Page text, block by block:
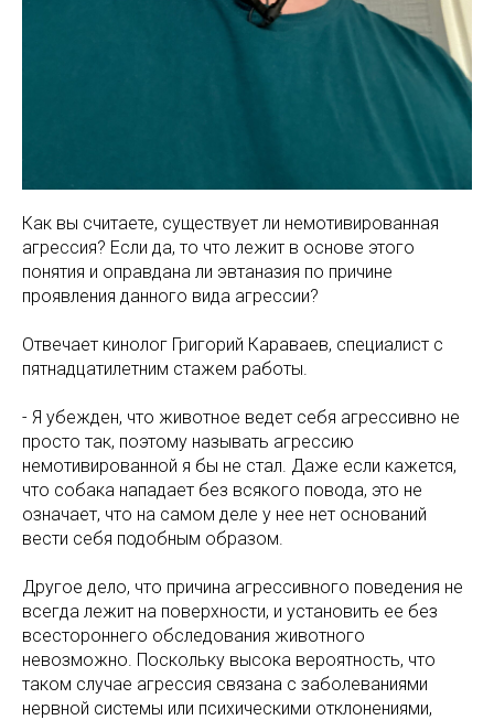
Как вы считаете, существует ли немотивированная
агрессия? Если да, то что лежит в основе этого
понятия и оправдана ли эвтаназия по причине
проявления данного вида агрессии?
Отвечает кинолог Григорий Караваев, специалист с
пятнадцатилетним стажем работы.
- Я убежден, что животное ведет себя агрессивно не
просто так, поэтому называть агрессию
немотивированной я бы не стал. Даже если кажется,
что собака нападает без всякого повода, это не
означает, что на самом деле у нее нет оснований
вести себя подобным образом.
Другое дело, что причина агрессивного поведения не
всегда лежит на поверхности, и установить ее без
всестороннего обследования животного
невозможно. Поскольку высока вероятность, что
таком случае агрессия связана с заболеваниями
нервной системы или психическими отклонениями,